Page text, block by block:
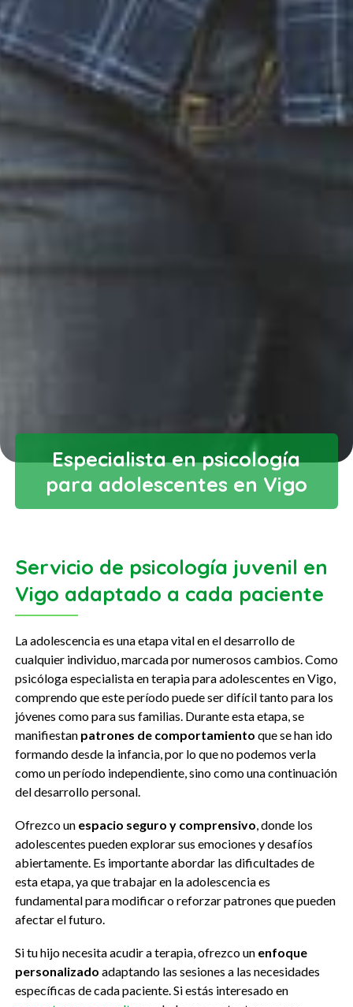
Especialista en psicología
para adolescentes en Vigo
Servicio de psicología juvenil en
Vigo adaptado a cada paciente
La adolescencia es una etapa vital en el desarrollo de
cualquier individuo, marcada por numerosos cambios. Como
psicóloga especialista en terapia para adolescentes en Vigo,
comprendo que este período puede ser difícil tanto para los
jóvenes como para sus familias. Durante esta etapa, se
manifiestan patrones de comportamiento que se han ido
formando desde la infancia, por lo que no podemos verla
como un período independiente, sino como una continuación
del desarrollo personal.
Ofrezco un espacio seguro y comprensivo, donde los
adolescentes pueden explorar sus emociones y desafíos
abiertamente. Es importante abordar las dificultades de
esta etapa, ya que trabajar en la adolescencia es
fundamental para modificar o reforzar patrones que pueden
afectar el futuro.
Si tu hijo necesita acudir a terapia, ofrezco un enfoque
personalizado adaptando las sesiones a las necesidades
específicas de cada paciente. Si estás interesado en